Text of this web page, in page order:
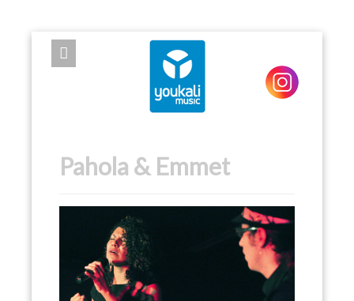
EXPOSE FRAMEWORK FOR JOOMLA 2.5 AND 3.0+
Pahola & Emmet